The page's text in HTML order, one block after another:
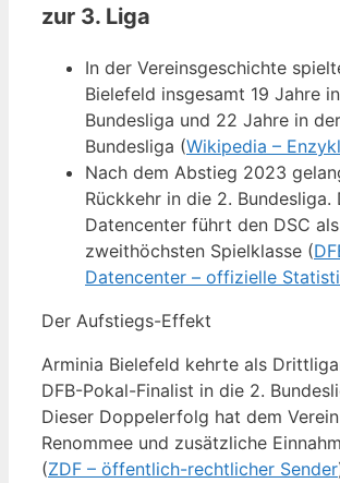
zur 3. Liga
In der Vereinsgeschichte
Bielefeld insgesamt 19 Jahre
Bundesliga und 22 Jahre in
Bundesliga (Wikipedia –
Nach dem Abstieg 2023
Rückkehr in die 2. Bundesliga.
Datencenter führt den DSC
zweithöchsten Spielklasse (
Datencenter – offizielle
Der Aufstiegs-Effekt
Arminia Bielefeld kehrte als
DFB-Pokal-Finalist in die 2.
Dieser Doppelerfolg hat dem
Renommee und zusätzliche
(ZDF – öffentlich-rechtlicher Sender